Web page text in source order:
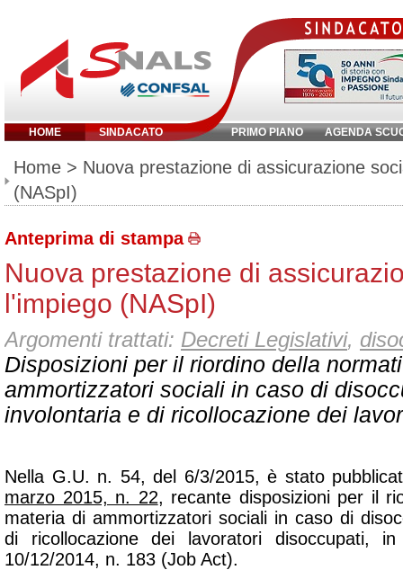
HOME SINDACATO PRIMO PIANO AGENDA
Inserisci parola chiave:
Home > Nuova prestazione di assicurazione
(NASpI)
Anteprima di stampa
Nuova prestazione di
l'impiego (NASpI)
Argomenti trattati: Decreti Legislativi,
Disposizioni per il riordino della
ammortizzatori sociali in caso di
involontaria e di ricollocazione dei
Nella G.U. n. 54, del 6/3/2015, è stato
marzo 2015, n. 22, recante disposizioni per il
materia di ammortizzatori sociali in caso di
di ricollocazione dei lavoratori disoccupati,
10/12/2014, n. 183 (Job Act).